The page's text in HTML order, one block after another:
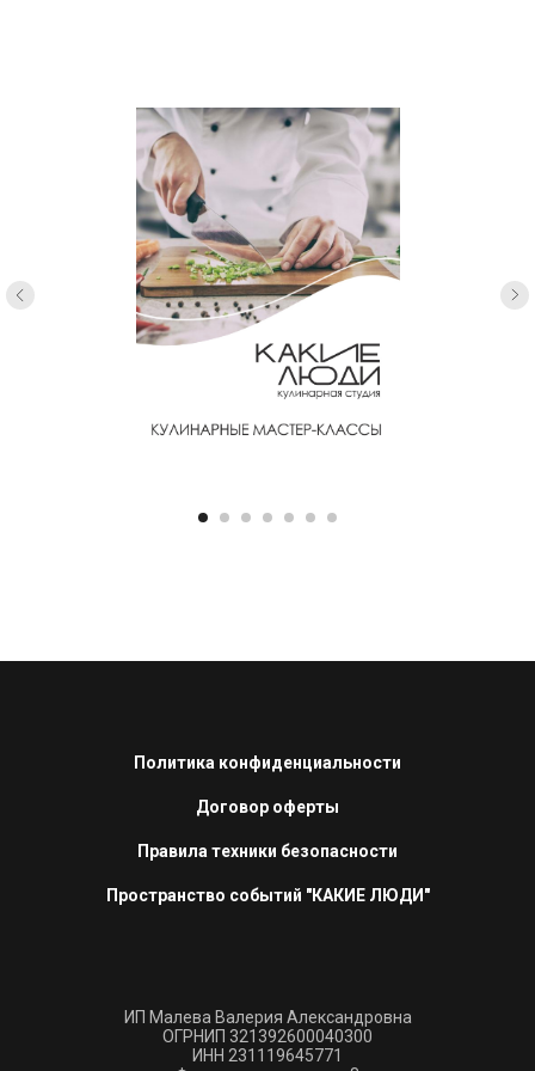
Политика конфиденциальности
Договор оферты
Правила техники безопасности
Пространство событий "КАКИЕ ЛЮДИ"
ИП Малева Валерия Александровна
ОГРНИП 321392600040300
ИНН 231119645771